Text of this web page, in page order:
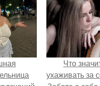
Что
ухаживать за